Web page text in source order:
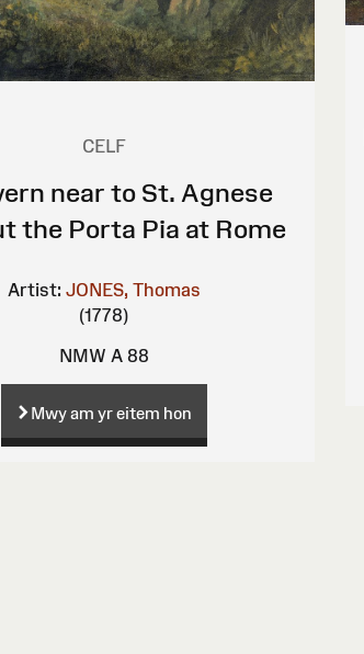
CELF
near to St. Agnese
the Porta Pia at Rome
Artist: JONES, Thomas
(1778)
NMW A 88
Mwy am yr eitem hon